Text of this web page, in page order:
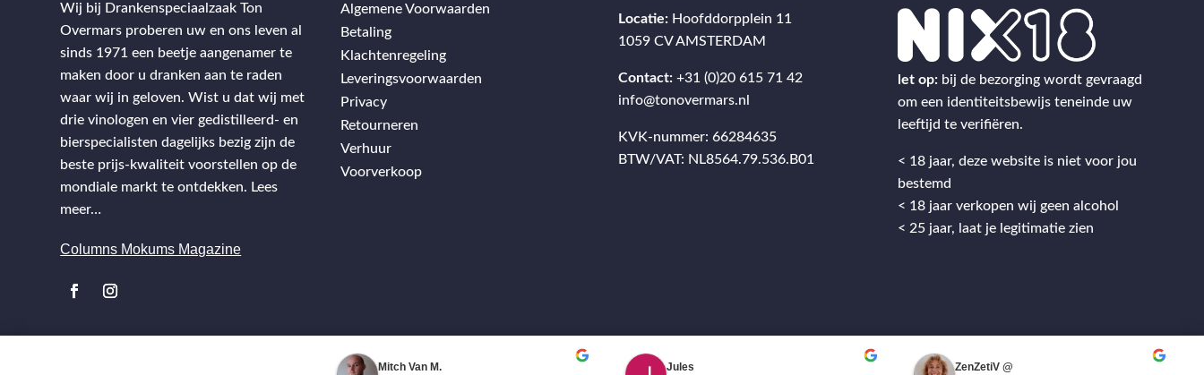
Wij bij Drankenspeciaalzaak Ton
Overmars proberen uw en ons leven al
sinds 1971 een beetje aangenamer te
maken door u dranken aan te raden
waar wij in geloven. Wist u dat wij met
drie vinologen en vier gedistilleerd- en
bierspecialisten dagelijks bezig zijn de
beste prijs-kwaliteit voorstellen op de
mondiale markt te ontdekken. Lees
meer…
Columns Mokums Magazine
Algemene Voorwaarden
Betaling
Klachtenregeling
Leveringsvoorwaarden
Privacy
Retourneren
Verhuur
Voorverkoop
Locatie: Hoofddorpplein 11
1059 CV AMSTERDAM
Contact: +31 (0)20 615 71 42
info@tonovermars.nl
KVK-nummer: 66284635
BTW/VAT: NL8564.79.536.B01
let op: bij de bezorging wordt gevraagd
om een identiteitsbewijs teneinde uw
leeftijd te verifiëren.
< 18 jaar, deze website is niet voor jou
bestemd
< 18 jaar verkopen wij geen alcohol
< 25 jaar, laat je legitimatie zien
Mitch Van M. Jules ZenZetiV @